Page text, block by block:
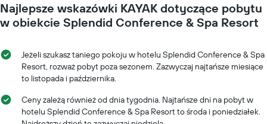
Najlepsze wskazówki KAYAK dotyczące pobytu
w obiekcie Splendid Conference & Spa Resort
Jeżeli szukasz taniego pokoju w hotelu Splendid Conference & Spa
Resort, rozważ pobyt poza sezonem. Zazwyczaj najtańsze miesiące
to listopada i października.
Ceny zależą również od dnia tygodnia. Najtańsze dni na pobyt w
hotelu Splendid Conference & Spa Resort to środa i poniedziałek.